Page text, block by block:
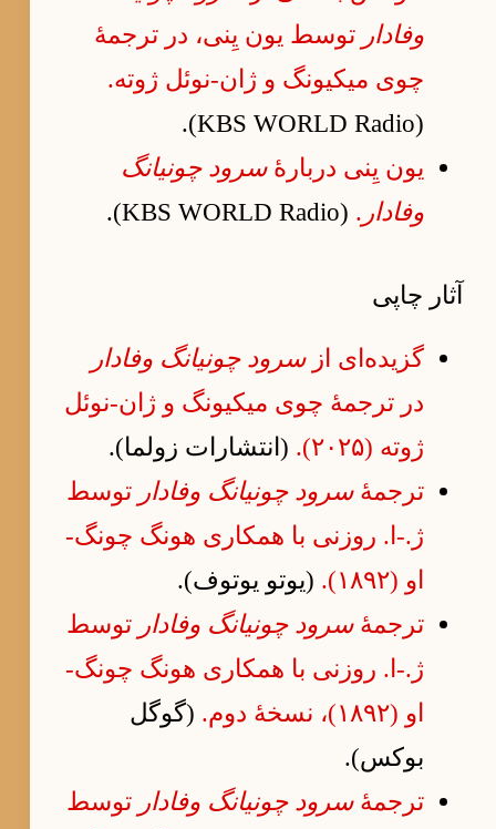
وفادار توسط یون یِنی، در ترجمهٔ
چوی میکیونگ و ژان-نوئل ژوته.
(KBS WORLD Radio).
یون یِنی دربارهٔسرود چونیانگ
وفادار .
(KBS WORLD Radio).
آثار چاپی
گزیده‌ای ازسرود چونیانگ وفادار
در ترجمهٔ چوی میکیونگ و ژان-نوئل
ژوته (۲۰۲۵).
(انتشارات زولما).
ترجمهٔسرود چونیانگ وفادار توسط
ژ.-ا. روزنی با همکاری هونگ چونگ-
او (۱۸۹۲).
(یوتو یوتوف).
ترجمهٔسرود چونیانگ وفادار توسط
ژ.-ا. روزنی با همکاری هونگ چونگ-
او (۱۸۹۲)، نسخهٔ دوم.
(گوگل
بوکس).
ترجمهٔسرود چونیانگ وفادار توسط